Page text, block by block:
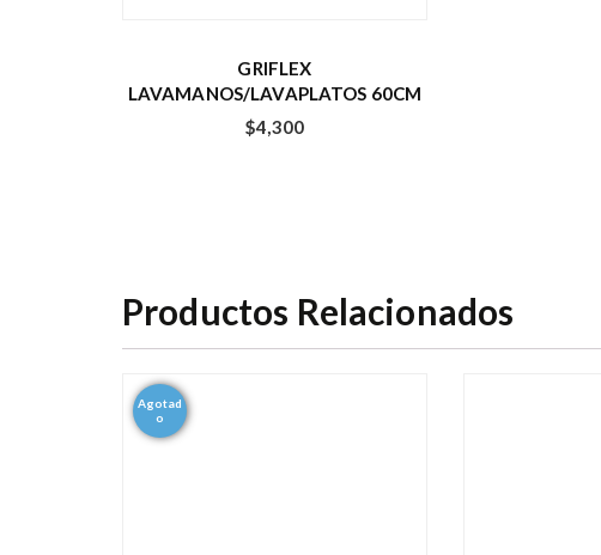
GRIFLEX
LAVAMANOS/LAVAPLATOS 60CM
$4,300
Productos Relacionados
Agotad
o